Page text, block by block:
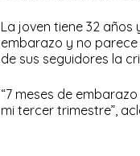
La joven tiene 32
embarazo y no
de sus seguidores la
“7 meses de
mi tercer trimestre”,